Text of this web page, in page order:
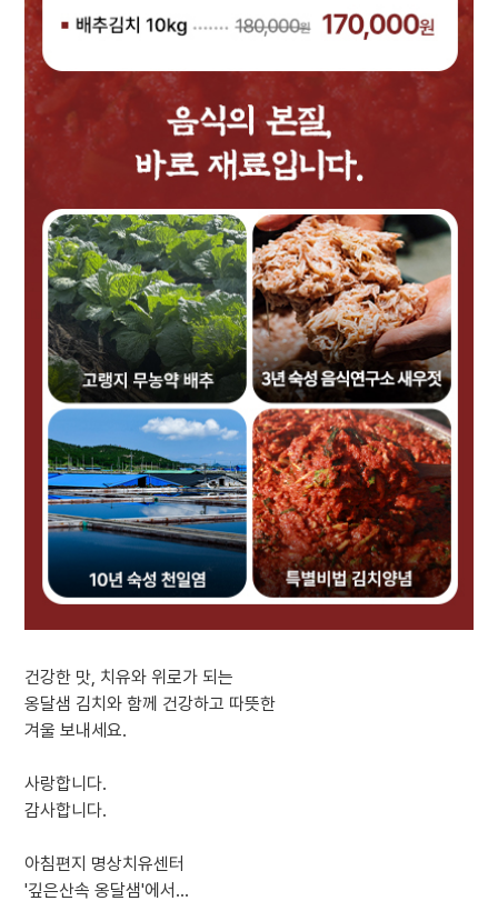
건강한 맛, 치유와 위로가 되는
옹달샘 김치와 함께 건강하고 따뜻한
겨울 보내세요.
사랑합니다.
감사합니다.
아침편지 명상치유센터
'깊은산속 옹달샘'에서...